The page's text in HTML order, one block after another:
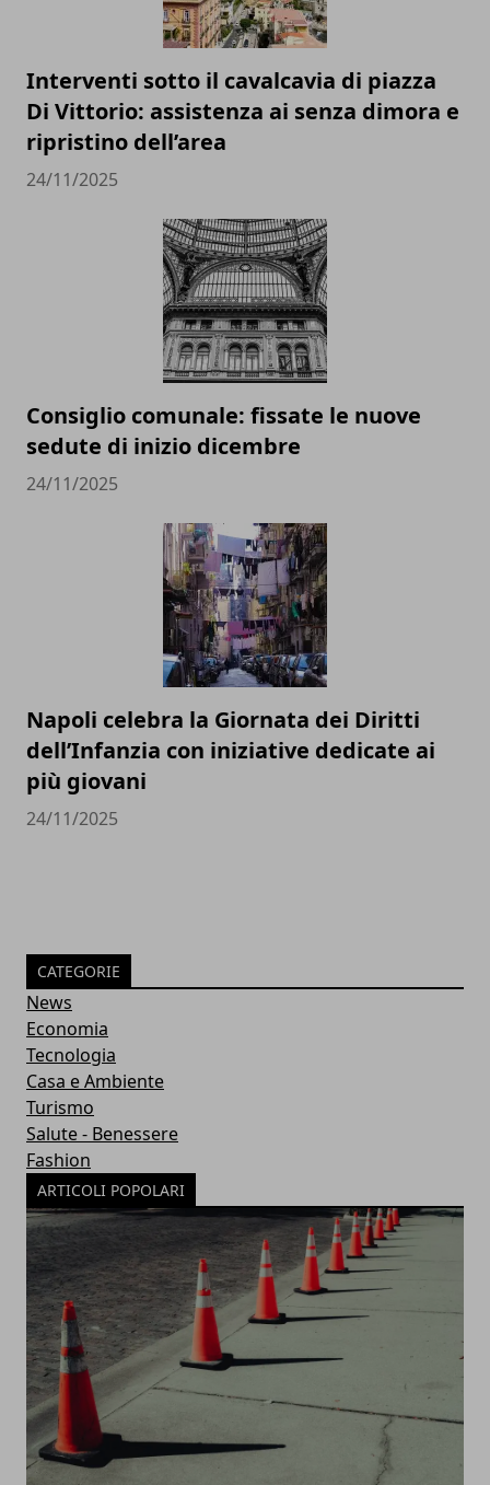
Interventi sotto il cavalcavia di piazza
Di Vittorio: assistenza ai senza dimora e
ripristino dell’area
24/11/2025
Consiglio comunale: fissate le nuove
sedute di inizio dicembre
24/11/2025
Napoli celebra la Giornata dei Diritti
dell’Infanzia con iniziative dedicate ai
più giovani
24/11/2025
CATEGORIE
News
Economia
Tecnologia
Casa e Ambiente
Turismo
Salute - Benessere
Fashion
ARTICOLI POPOLARI